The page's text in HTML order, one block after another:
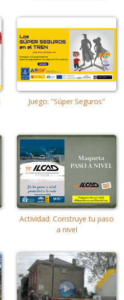
Juego: "Súper Seguros"
Actividad: Construye tu paso
a nivel